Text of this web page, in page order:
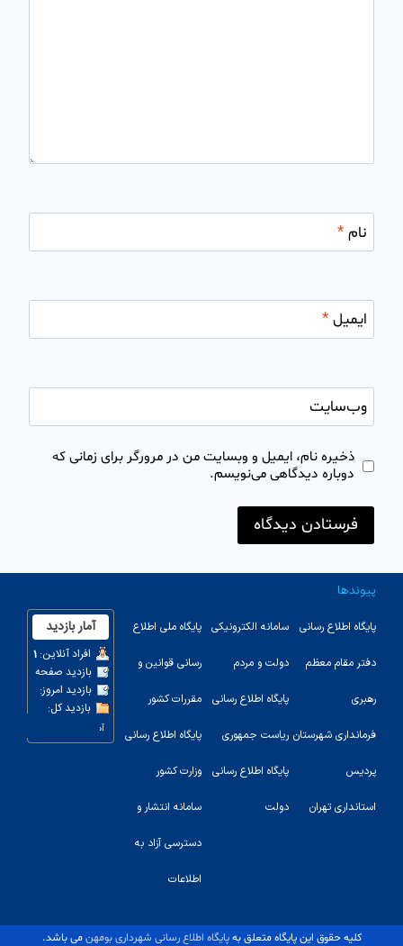
نام*
ایمیل*
وب‌سایت
ذخیره نام، ایمیل و وبسایت من در مرورگر برای زمانی که
دوباره دیدگاهی می‌نویسم.
پیوندها
پایگاه اطلاع رسانی
دفتر مقام معظم
رهبری
فرمانداری شهرستان
پردیس
استانداری تهران
سامانه الکترونیکی
دولت و مردم
پایگاه اطلاع رسانی
ریاست جمهوری
پایگاه اطلاع رسانی
دولت
پایگاه ملی اطلاع
رسانی قوانین و
مقررات کشور
پایگاه اطلاع رسانی
وزارت کشور
سامانه انتشار و
دسترسی آزاد به
اطلاعات
کلیه حقوق این پایگاه متعلق بهپایگاه اطلاع رسانی شهرداری بومهنمی باشد.